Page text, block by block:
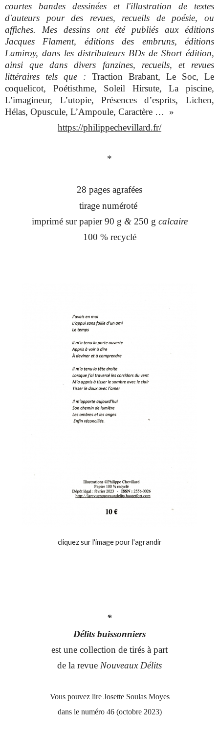
courtes bandes dessinées et l'illustration de textes
d'auteurs pour des revues, recueils de poésie, ou
affiches. Mes dessins ont été publiés aux éditions
Jacques Flament, éditions des embruns, éditions
Lamiroy, dans les distributeurs BDs de Short édition,
ainsi que dans divers fanzines, recueils, et revues
littéraires tels que : Traction Brabant, Le Soc, Le
coquelicot, Poétisthme, Soleil Hirsute, La piscine,
L’imagineur, L’utopie, Présences d’esprits, Lichen,
Hélas, Opuscule, L’Ampoule, Caractère … »
https://philippechevillard.fr/
*
28 pages agrafées
tirage numéroté
imprimé sur papier90 g & 250 g calcaire
100 % recyclé
cliquez sur l'image pour l'agrandir
*
Délits buissonniers
est une collection de tirés à part
de la revue Nouveaux Délits
Vous pouvez lire Josette Soulas Moyes
dans le numéro 46 (octobre 2023)